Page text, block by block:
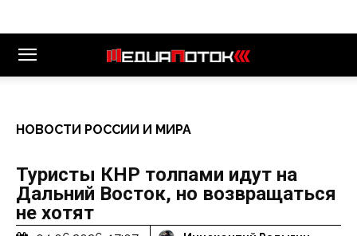
НОВОСТИ РОССИИ И МИРА
Туристы КНР толпами идут на
Дальний Восток, но возвращаться
не хотят